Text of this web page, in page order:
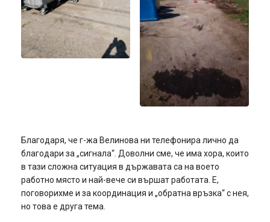
Благодаря, че г-жа Велинова ни телефонира лично да
благодари за „сигнала“. Доволни сме, че има хора, които
в тази сложна ситуация в държавата са на воето
работно място и най-вече си вършат работата. Е,
поговорихме и за координация и „обратна връзка“ с нея,
но това е друга тема.